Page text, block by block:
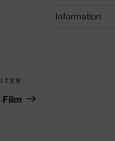
Beitrag
Film
Information